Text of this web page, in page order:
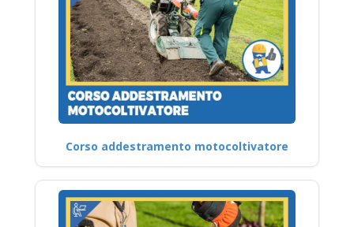
Corso addestramento motocoltivatore